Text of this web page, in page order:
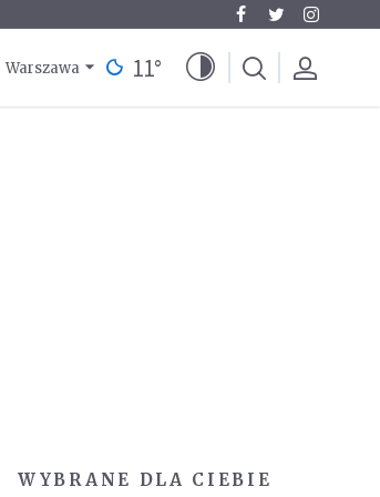
Warszawa 11°
WYBRANE DLA CIEBIE